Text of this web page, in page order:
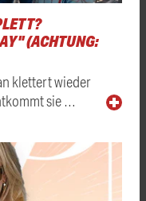
(ACHTUNG:
klettert wieder
sie …